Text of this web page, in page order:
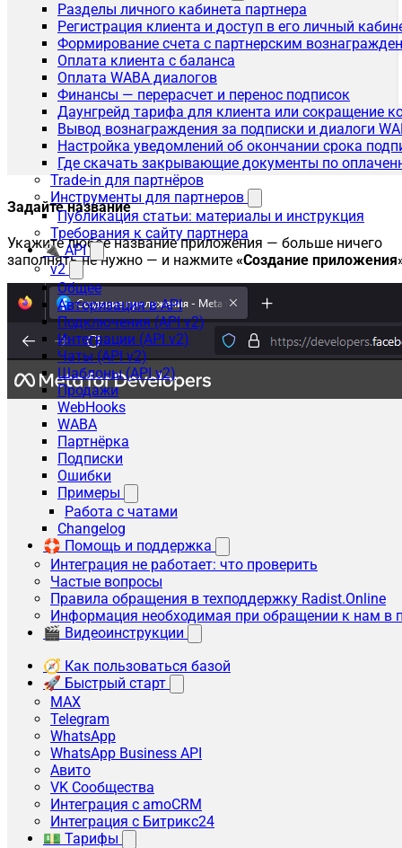
Разделы личного кабинета партнера
Регистрация клиента и доступ в его личный
Формирование счета с партнерским
Оплата клиента с баланса
Оплата WABA диалогов
Финансы — перерасчет и перенос подписок
Даунгрейд тарифа для клиента или сокращение
Вывод вознаграждения за подписки и диалоги
Настройка уведомлений об окончании срока
Где скачать закрывающие документы по
Trade-in для партнёров
Инструменты для партнеров
Публикация статьи: материалы и инструкция
Требования к сайту партнера
🔌 API
v2
Общее
Авторизация в API
Подключения (API v2)
Интеграции (API v2)
Чаты (API v2)
Шаблоны (API v2)
Продажи
WebHooks
WABA
Партнёрка
Подписки
Ошибки
Примеры
Работа с чатами
Changelog
🛟 Помощь и поддержка
Интеграция не работает: что проверить
Частые вопросы
Правила обращения в техподдержку Radist.Online
Информация необходимая при обращении к нам в
🎬 Видеоинструкции
🧭 Как пользоваться базой
🚀 Быстрый старт
MAX
Telegram
WhatsApp
WhatsApp Business API
Авито
VK Сообщества
Интеграция с amoCRM
Интеграция с Битрикс24
💵 Тарифы
Задайте название
Укажите любое название приложения — больше ничего
заполнять не нужно — и нажмите «Создание